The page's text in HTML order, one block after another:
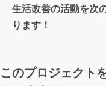
生活改善の活動を次
ります！
このプロジェクト